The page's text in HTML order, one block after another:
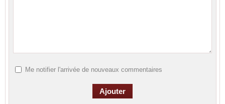
Me notifier l'arrivée de nouveaux commentaires